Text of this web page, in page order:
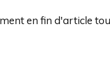
en fin d'article